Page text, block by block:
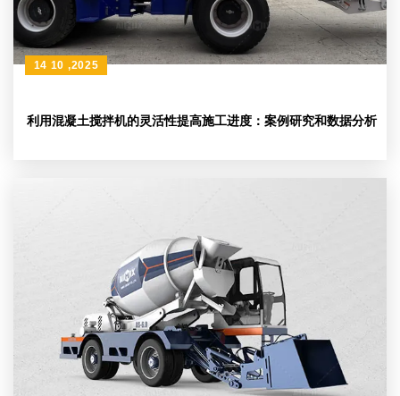
利用混凝土搅拌机的灵活性提高施工进度：案例研究和数据分析
14 10 ,2025